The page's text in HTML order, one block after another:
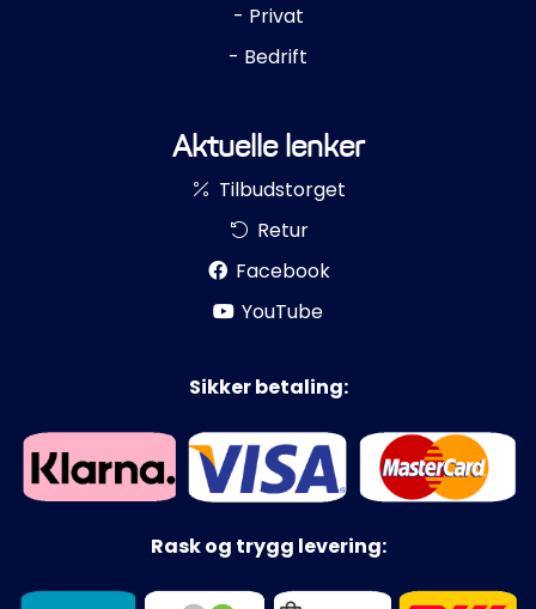
- Privat
- Bedrift
Aktuelle lenker
Tilbudstorget
Retur
Facebook
YouTube
Sikker betaling:
Rask og trygg levering: